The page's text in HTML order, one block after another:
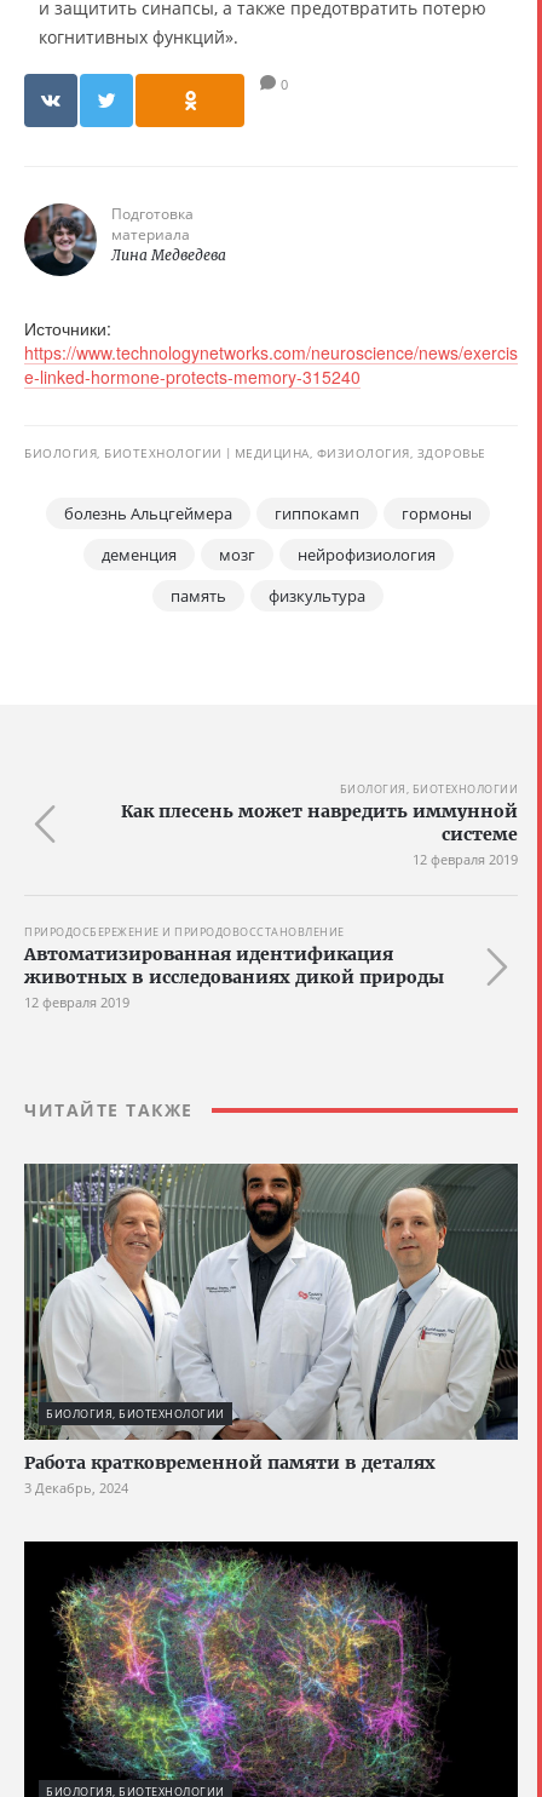
и защитить синапсы, а также предотвратить потерю
когнитивных функций».
0
Подготовка
материала
Лина Медведева
Источники:
https://www.technologynetworks.com/neuroscience/news/exercis
e-linked-hormone-protects-memory-315240
БИОЛОГИЯ, БИОТЕХНОЛОГИИ МЕДИЦИНА, ФИЗИОЛОГИЯ, ЗДОРОВЬЕ
болезнь Альцгеймера гиппокамп
гормоны
деменция
мозг
нейрофизиология
память
физкультура
БИОЛОГИЯ, БИОТЕХНОЛОГИИ
Как плесень может навредить иммунной
системе
12 февраля 2019
ПРИРОДОСБЕРЕЖЕНИЕ И ПРИРОДОВОССТАНОВЛЕНИЕ
Автоматизированная идентификация
животных в исследованиях дикой природы
12 февраля 2019
ЧИТАЙТЕ ТАКЖЕ
БИОЛОГИЯ, БИОТЕХНОЛОГИИ
Работа кратковременной памяти в деталях
3 Декабрь, 2024
БИОЛОГИЯ, БИОТЕХНОЛОГИИ